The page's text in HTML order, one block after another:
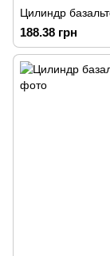
Цилиндр
188.38 грн